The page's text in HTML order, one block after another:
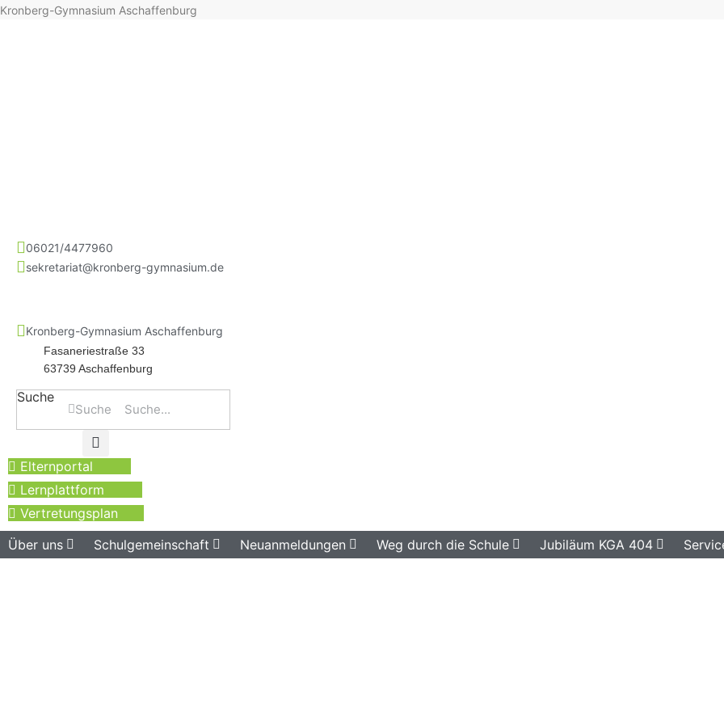
Kronberg-Gymnasium Aschaffenburg
06021/4477960
sekretariat@kronberg-gymnasium.de
Kronberg-Gymnasium Aschaffenburg
Fasaneriestraße 33
63739 Aschaffenburg
Suche
Suche
Elternportal
Lernplattform
Vertretungsplan
Über uns
Schulgemeinschaft Neuanmeldungen Weg durch die Schule Jubiläum KGA 404